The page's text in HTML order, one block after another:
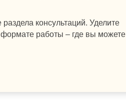
консультаций. Уделите
формате работы – где вы можете